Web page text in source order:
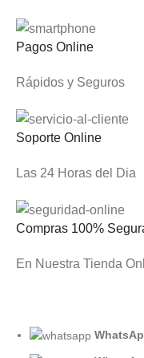
Pagos Online
Rápidos y Seguros
Soporte Online
Las 24 Horas del Dia
Compras 100%
En Nuestra Tienda